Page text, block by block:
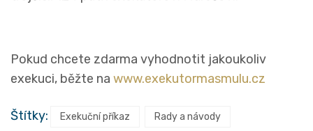
Pokud chcete zdarma vyhodnotit jakoukoliv
exekuci, běžte na www.exekutormasmulu.cz
Štítky: Exekuční příkaz Rady a návody